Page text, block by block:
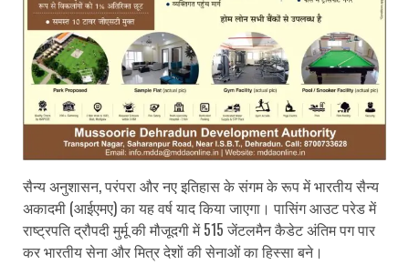
सैन्य अनुशासन, परंपरा और नए इतिहास के संगम के रूप में भारतीय सैन्य
अकादमी (आईएमए) का यह वर्ष याद किया जाएगा। पासिंग आउट परेड में
राष्ट्रपति द्रौपदी मुर्मू की मौजूदगी में 515 जेंटलमैन कैडेट अंतिम पग पार
कर भारतीय सेना और मित्र देशों की सेनाओं का हिस्सा बने।